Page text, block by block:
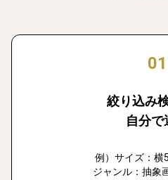
01
絞り込み
自分で
例）サイズ：横
ジャンル：抽象